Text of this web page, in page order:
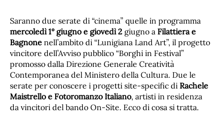
Saranno due serate di “cinema” quelle in programma
mercoledì 1° giugno e giovedì 2 giugno a Filattiera e
Bagnone nell’ambito di “Lunigiana Land Art”, il progetto
vincitore dell’Avviso pubblico “Borghi in Festival”
promosso dalla Direzione Generale Creatività
Contemporanea del Ministero della Cultura. Due le
serate per conoscere i progetti site-specific di Rachele
Maistrello e Fotoromanzo Italiano, artisti in residenza
da vincitori del bando On-Site. Ecco di cosa si tratta.